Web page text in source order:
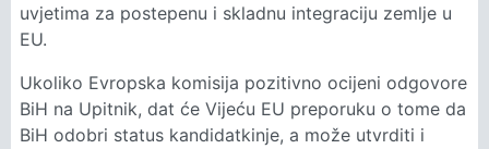
uvjetima za postepenu i skladnu integraciju zemlje u
EU.
Ukoliko Evropska komisija pozitivno ocijeni odgovore
BiH na Upitnik, dat će Vijeću EU preporuku o tome da
BiH odobri status kandidatkinje, a može utvrditi i